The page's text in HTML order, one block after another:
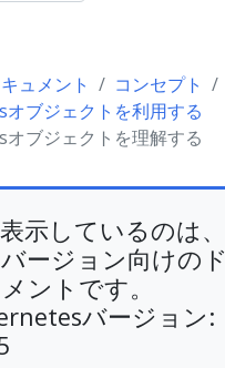
ュメント コンセプト
ブジェクトを利用する
ブジェクトを理解する
示しているのは、
ージョン向けのド
ントです。
バージョン: